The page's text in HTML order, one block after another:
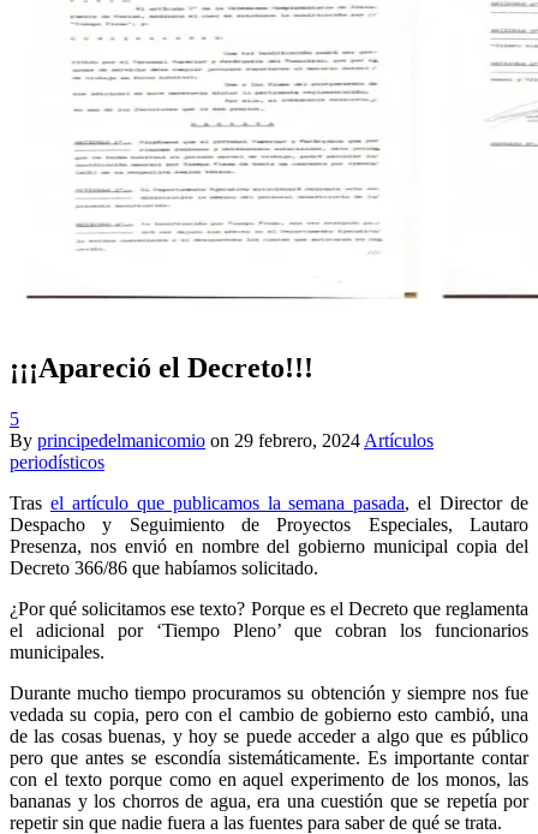
¡¡¡Apareció el Decreto!!!
5
By principedelmanicomio on 29 febrero, 2024 Artículos
periodísticos
Tras el artículo que publicamos la semana pasada, el Director de
Despacho y Seguimiento de Proyectos Especiales, Lautaro
Presenza, nos envió en nombre del gobierno municipal copia del
Decreto 366/86 que habíamos solicitado.
¿Por qué solicitamos ese texto? Porque es el Decreto que reglamenta
el adicional por ‘Tiempo Pleno’ que cobran los funcionarios
municipales.
Durante mucho tiempo procuramos su obtención y siempre nos fue
vedada su copia, pero con el cambio de gobierno esto cambió, una
de las cosas buenas, y hoy se puede acceder a algo que es público
pero que antes se escondía sistemáticamente. Es importante contar
con el texto porque como en aquel experimento de los monos, las
bananas y los chorros de agua, era una cuestión que se repetía por
repetir sin que nadie fuera a las fuentes para saber de qué se trata.